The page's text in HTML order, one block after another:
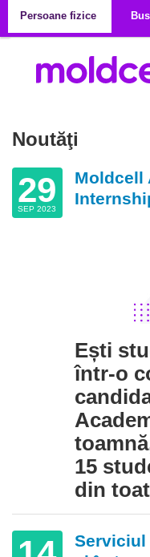
Persoane fizice
Noutăţi
29
SEP 2023
Moldcell
Ești
într-o
15
din
Serviciul